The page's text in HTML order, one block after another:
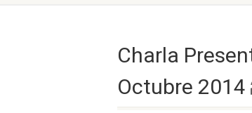
Charla
Octubre 2014